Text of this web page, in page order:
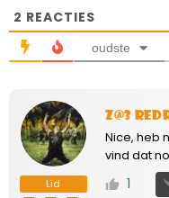
2 REACTIES
oudste
Lid
Z@3
Nice, heb
vind dat
1